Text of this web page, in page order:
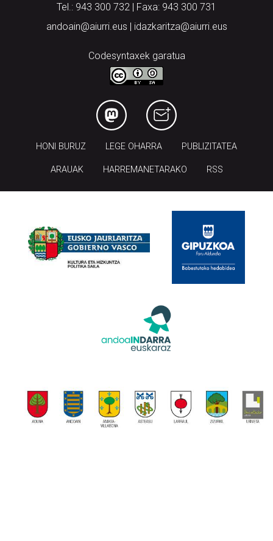
Tel.: 943 300 732 | Faxa: 943 300 731
andoain@aiurri.eus | idazkaritza@aiurri.eus
Codesyntaxek garatua
HONI BURUZ LEGE OHARRA PUBLIZITATEA
ARAUAK HARREMANETARAKO RSS